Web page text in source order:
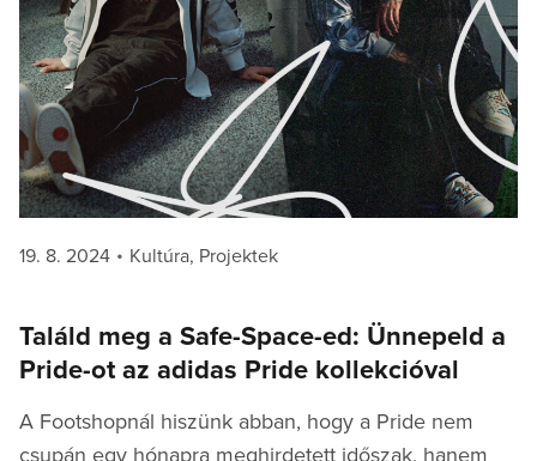
Posted
19. 8. 2024 Categories
Kultúra, Projektek
Találd meg a Safe-Space-ed: Ünnepeld a
Pride-ot az adidas Pride kollekcióval
A Footshopnál hiszünk abban, hogy a Pride nem
csupán egy hónapra meghirdetett időszak, hanem